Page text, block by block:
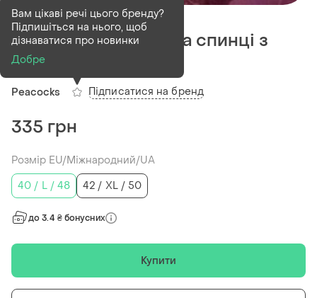
В наявності1 шт
Сорочка у смужку на спинці з
бантом 💯 віскоза
Peacocks
Вам цікаві речі цього бренду?
Підпишіться на нього, щоб
дізнаватися про новинки
Добре
Підписатися на бренд
335 грн
Розмір EU/Міжнародний/UA
40 / L / 48
42 / XL / 50
до 3.4 ₴ бонусних
Купити